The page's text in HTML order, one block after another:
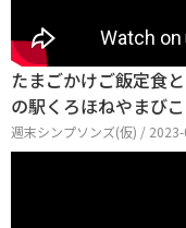
たまごかけご飯定食
の駅くろほねやまび
週末シンプソンズ(仮) /